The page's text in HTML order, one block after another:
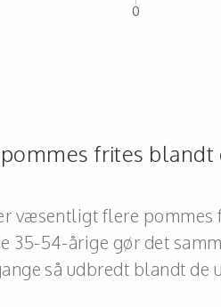
frites blandt
væsentligt flere
35-54-årige gør det
så udbredt blandt de